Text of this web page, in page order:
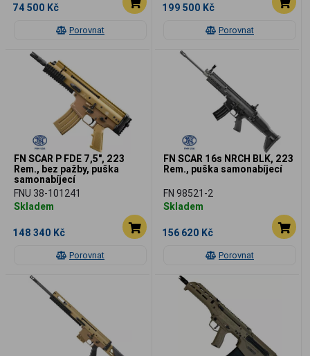
Porovnat
74 500 Kč
Porovnat
199 500 Kč
Porovnat
FN SCAR P FDE 7,5", 223
Rem., bez pažby, puška
samonabíjecí
FNU 38-101241
Skladem
148 340 Kč
Porovnat
FN SCAR 16s NRCH BLK, 223
Rem., puška samonabíjecí
FN 98521-2
Skladem
156 620 Kč